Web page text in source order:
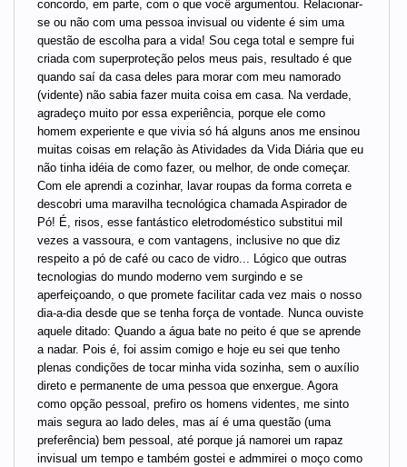
concordo, em parte, com o que você argumentou. Relacionar-
se ou não com uma pessoa invisual ou vidente é sim uma
questão de escolha para a vida! Sou cega total e sempre fui
criada com superproteção pelos meus pais, resultado é que
quando saí da casa deles para morar com meu namorado
(vidente) não sabia fazer muita coisa em casa. Na verdade,
agradeço muito por essa experiência, porque ele como
homem experiente e que vivia só há alguns anos me ensinou
muitas coisas em relação às Atividades da Vida Diária que eu
não tinha idéia de como fazer, ou melhor, de onde começar.
Com ele aprendi a cozinhar, lavar roupas da forma correta e
descobri uma maravilha tecnológica chamada Aspirador de
Pó! É, risos, esse fantástico eletrodoméstico substitui mil
vezes a vassoura, e com vantagens, inclusive no que diz
respeito a pó de café ou caco de vidro... Lógico que outras
tecnologias do mundo moderno vem surgindo e se
aperfeiçoando, o que promete facilitar cada vez mais o nosso
dia-a-dia desde que se tenha força de vontade. Nunca ouviste
aquele ditado: Quando a água bate no peito é que se aprende
a nadar. Pois é, foi assim comigo e hoje eu sei que tenho
plenas condições de tocar minha vida sozinha, sem o auxílio
direto e permanente de uma pessoa que enxergue. Agora
como opção pessoal, prefiro os homens videntes, me sinto
mais segura ao lado deles, mas aí é uma questão (uma
preferência) bem pessoal, até porque já namorei um rapaz
invisual um tempo e também gostei e admmirei o moço como